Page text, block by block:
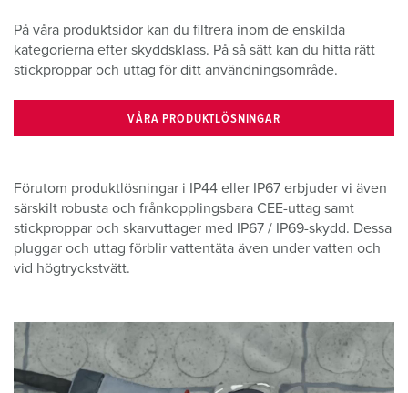
På våra produktsidor kan du filtrera inom de enskilda
kategorierna efter skyddsklass. På så sätt kan du hitta rätt
stickproppar och uttag för ditt användningsområde.
VÅRA PRODUKTLÖSNINGAR
Förutom produktlösningar i IP44 eller IP67 erbjuder vi även
särskilt robusta och frånkopplingsbara CEE-uttag samt
stickproppar och skarvuttager med IP67 / IP69-skydd. Dessa
pluggar och uttag förblir vattentäta även under vatten och
vid högtryckstvätt.